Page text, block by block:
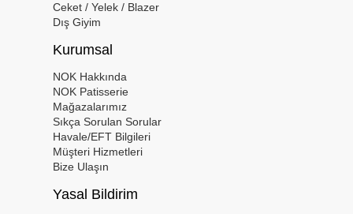
Ceket / Yelek / Blazer
Dış Giyim
Kurumsal
NOK Hakkında
NOK Patisserie
Mağazalarımız
Sıkça Sorulan Sorular
Havale/EFT Bilgileri
Müşteri Hizmetleri
Bize Ulaşın
Yasal Bildirim